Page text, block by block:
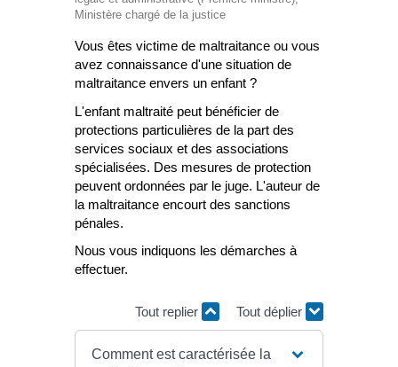
Ministère chargé de la justice
Vous êtes victime de maltraitance ou vous
avez connaissance d'une situation de
maltraitance envers un enfant ?
L'enfant maltraité peut bénéficier de
protections particulières de la part des
services sociaux et des associations
spécialisées. Des mesures de protection
peuvent ordonnées par le juge. L'auteur de
la maltraitance encourt des sanctions
pénales.
Nous vous indiquons les démarches à
effectuer.
Tout replier Tout déplier
Comment est caractérisée la